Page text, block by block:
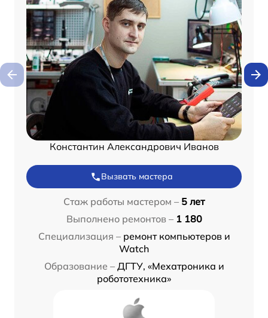
Константин Александрович Иванов
Вызвать мастера
Стаж работы мастером – 5 лет
Выполнено ремонтов – 1 180
Специализация – ремонт компьютеров и
Watch
Образование – ДГТУ, «Мехатроника и
робототехника»